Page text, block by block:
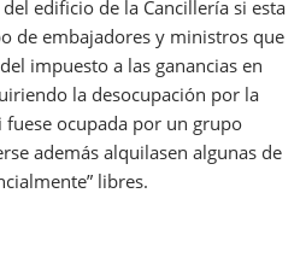
edificio de la Cancillería si esta
de embajadores y ministros que
impuesto a las ganancias en
la desocupación por la
fuese ocupada por un grupo
además alquilasen algunas de
libres.